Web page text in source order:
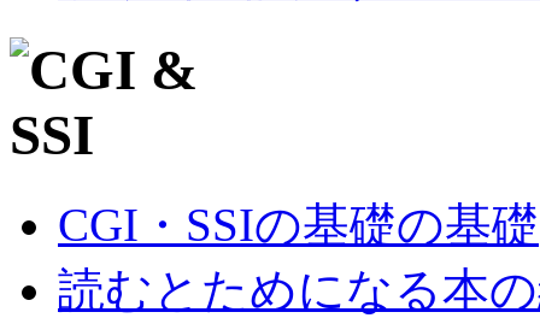
CGI・SSIの基礎の基礎
読むとためになる本